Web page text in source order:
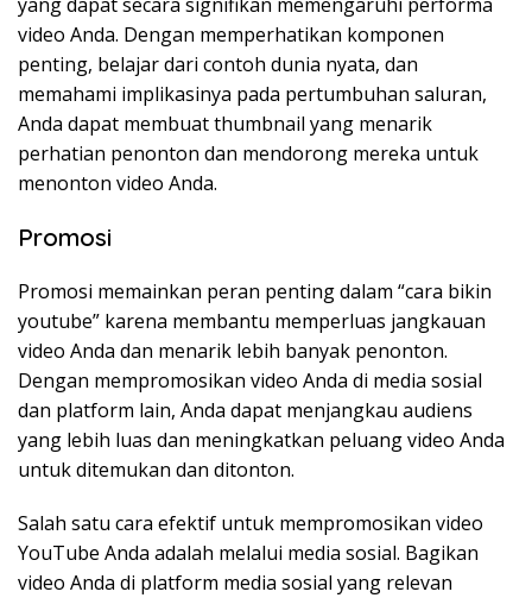
video Anda. Dengan memperhatikan komponen
penting, belajar dari contoh dunia nyata, dan
memahami implikasinya pada pertumbuhan saluran,
Anda dapat membuat thumbnail yang menarik
perhatian penonton dan mendorong mereka untuk
menonton video Anda.
Promosi
Promosi memainkan peran penting dalam “cara bikin
youtube” karena membantu memperluas jangkauan
video Anda dan menarik lebih banyak penonton.
Dengan mempromosikan video Anda di media sosial
dan platform lain, Anda dapat menjangkau audiens
yang lebih luas dan meningkatkan peluang video Anda
untuk ditemukan dan ditonton.
Salah satu cara efektif untuk mempromosikan video
YouTube Anda adalah melalui media sosial. Bagikan
video Anda di platform media sosial yang relevan